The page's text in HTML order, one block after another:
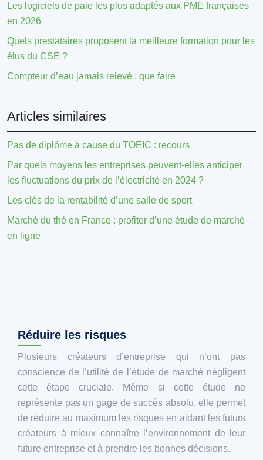
Les logiciels de paie les plus adaptés aux PME françaises
en 2026
Quels prestataires proposent la meilleure formation pour les
élus du CSE ?
Compteur d’eau jamais relevé : que faire
Articles similaires
Pas de diplôme à cause du TOEIC : recours
Par quels moyens les entreprises peuvent-elles anticiper
les fluctuations du prix de l’électricité en 2024 ?
Les clés de la rentabilité d’une salle de sport
Marché du thé en France : profiter d’une étude de marché
en ligne
Réduire les risques
Plusieurs créateurs d’entreprise qui n’ont pas
conscience de l’utilité de l’étude de marché négligent
cette étape cruciale. Même si cette étude ne
représente pas un gage de succès absolu, elle permet
de réduire au maximum les risques en aidant les futurs
créateurs à mieux connaître l’environnement de leur
future entreprise et à prendre les bonnes décisions.